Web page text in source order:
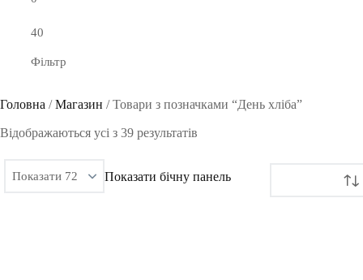
Фільтр
Головна / Магазин / Товари з позначками “День хліба”
Відображаються усі з 39 результатів
Показати бічну панель